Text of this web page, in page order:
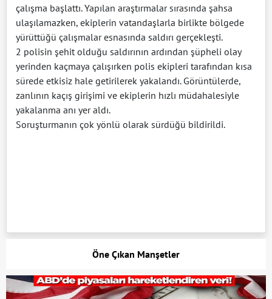
çalışma başlattı. Yapılan araştırmalar sırasında şahsa
ulaşılamazken, ekiplerin vatandaşlarla birlikte bölgede
yürüttüğü çalışmalar esnasında saldırı gerçekleşti.
2 polisin şehit olduğu saldırının ardından şüpheli olay
yerinden kaçmaya çalışırken polis ekipleri tarafından kısa
sürede etkisiz hale getirilerek yakalandı. Görüntülerde,
zanlının kaçış girişimi ve ekiplerin hızlı müdahalesiyle
yakalanma anı yer aldı.
Soruşturmanın çok yönlü olarak sürdüğü bildirildi.
Öne Çıkan Manşetler